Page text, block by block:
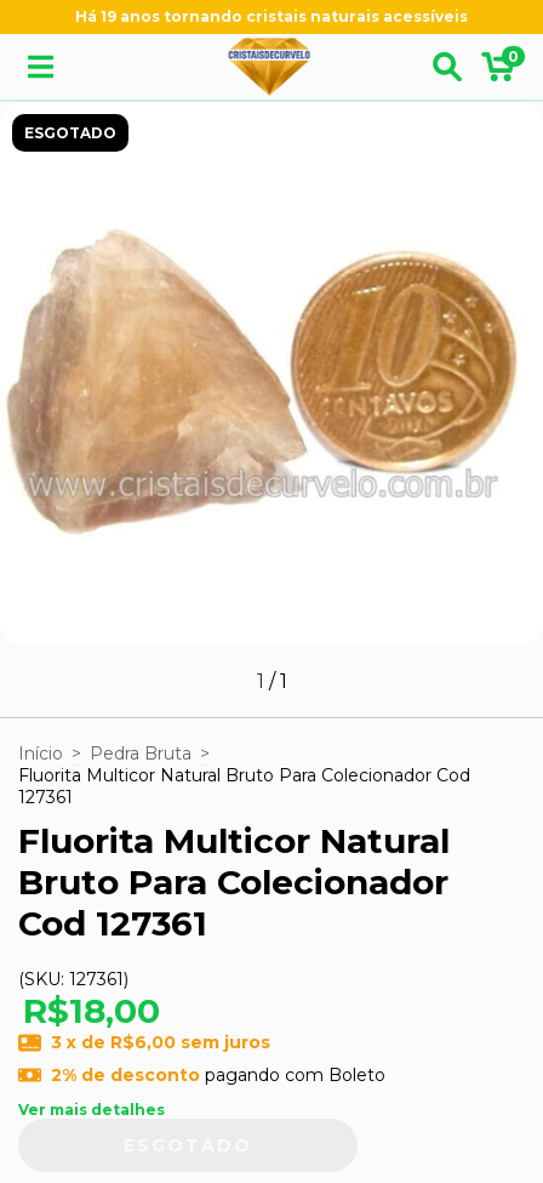
Há 19 anos tornando cristais naturais acessíveis
0
ESGOTADO
1 /1
Início > Pedra Bruta >
Fluorita Multicor Natural Bruto Para Colecionador Cod
127361
Fluorita Multicor Natural
Bruto Para Colecionador
Cod 127361
(SKU: 127361)
R$18,00
3 x de R$6,00 sem juros
2% de descontopagando com Boleto
Ver mais detalhes